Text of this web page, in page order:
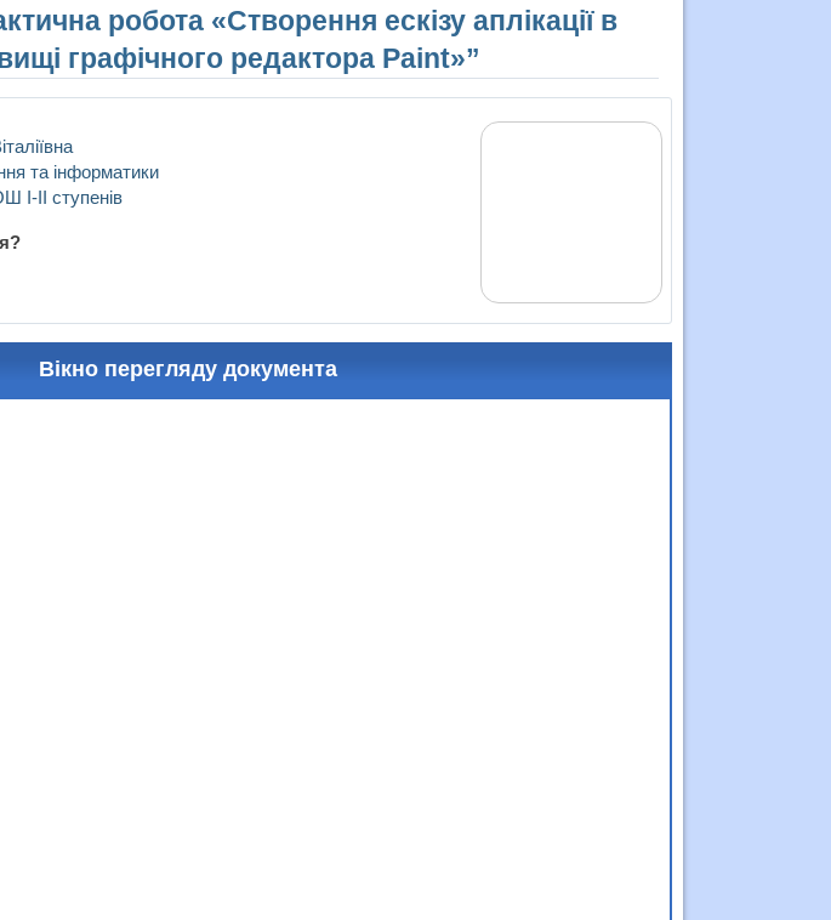
робота «Створення ескізу аплікації в
графічного редактора Paint»”
та інформатики
І-ІІ ступенів
Вікно перегляду документа